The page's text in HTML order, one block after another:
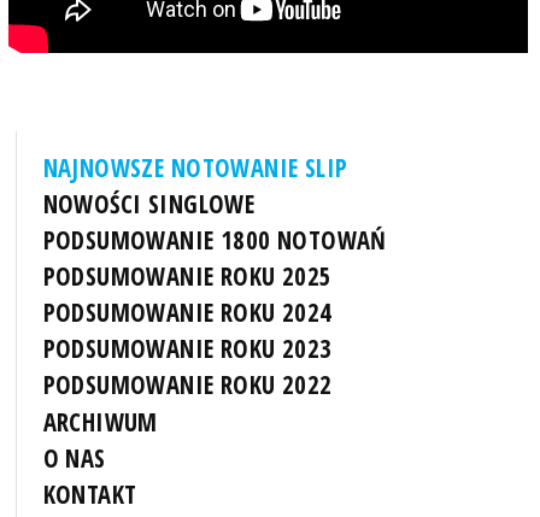
NAJNOWSZE NOTOWANIE SLIP
NOWOŚCI SINGLOWE
PODSUMOWANIE 1800 NOTOWAŃ
PODSUMOWANIE ROKU 2025
PODSUMOWANIE ROKU 2024
PODSUMOWANIE ROKU 2023
PODSUMOWANIE ROKU 2022
ARCHIWUM
O NAS
KONTAKT